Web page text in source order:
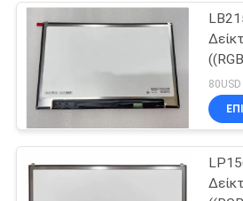
Αιχμηρή
TFT LCD